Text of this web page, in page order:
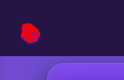
📚